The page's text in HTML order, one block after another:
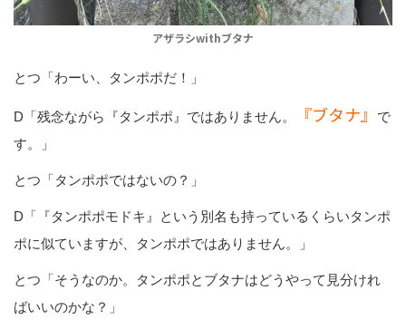
アザラシwithブタナ
とつ「わーい、タンポポだ！」
D「残念ながら『タンポポ』ではありません。 『ブタナ』
で
す。」
とつ「タンポポではないの？」
D「『タンポポモドキ』という別名も持っているくらいタンポ
ポに似ていますが、タンポポではありません。」
とつ「そうなのか。タンポポとブタナはどうやって見分けれ
ばいいのかな？」